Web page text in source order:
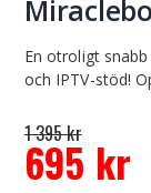
En otroligt
och IPTV-stöd!
1 395 kr
Special
695 kr